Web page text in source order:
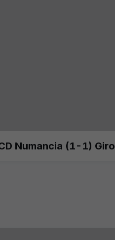
Numancia (1-1)